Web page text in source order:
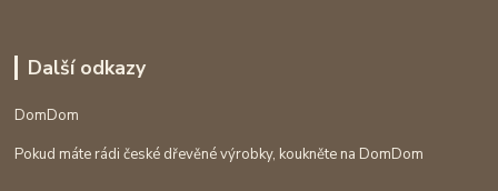
Další odkazy
DomDom
Pokud máte rádi české dřevěné výrobky, koukněte na DomDom